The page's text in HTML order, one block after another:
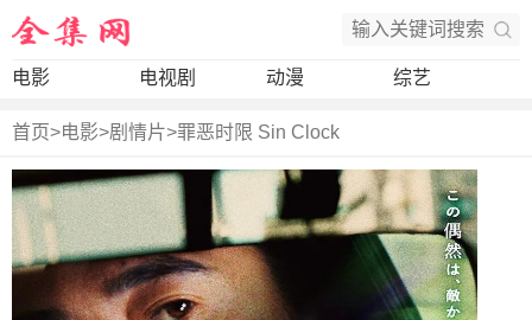
电影 电视剧 动漫 综艺
首页>电影>剧情片>罪恶时限 Sin Clock